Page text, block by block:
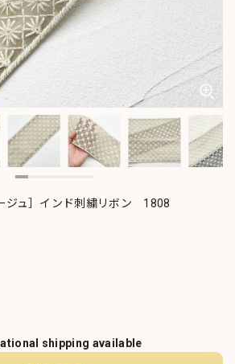
ジュ］インド刺繍リボン 1808
shipping available